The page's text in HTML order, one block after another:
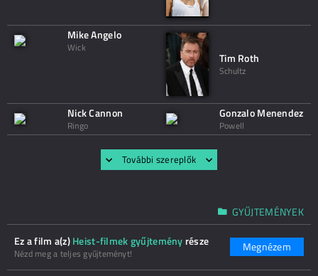
Mike Angelo
Wick
Tim Roth
Schultz
Nick Cannon
Ringo
Gonzalo Menendez
Powell
További szereplők
GYŰJTEMÉNYEK
Ez a film a(z)Heist-filmek gyűjtemény része
Nézd meg a teljes gyűjteményt! Megnézem